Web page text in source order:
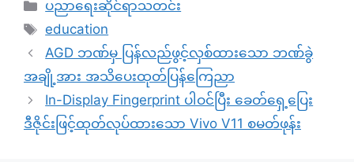
ပညာရေးဆိုင်ရာသတင်း
Tags
education
AGD ဘဏ်မှ ပြန်လည်ဖွင့်လှစ်ထားသော ဘဏ်ခွဲ
အချို့အား အသိပေးထုတ်ပြန်ကြေညာ
In-Display Fingerprint ပါဝင်ပြီး ခေတ်ရှေ့ပြေး
ဒီဇိုင်းဖြင့်ထုတ်လုပ်ထားသော Vivo V11 စမတ်ဖုန်း